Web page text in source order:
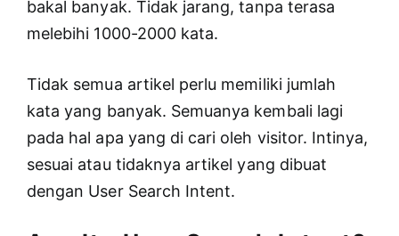
bakal banyak. Tidak jarang, tanpa terasa
melebihi 1000-2000 kata.
Tidak semua artikel perlu memiliki jumlah
kata yang banyak. Semuanya kembali lagi
pada hal apa yang di cari oleh visitor. Intinya,
sesuai atau tidaknya artikel yang dibuat
dengan User Search Intent.